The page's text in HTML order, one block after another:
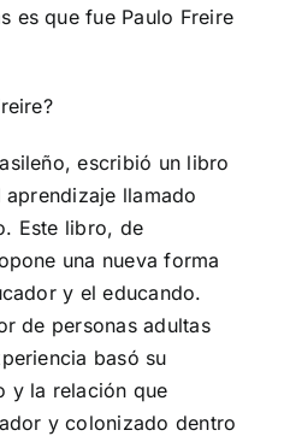
es que fue Paulo Freire
escribió un libro
llamado
Este libro, de
una nueva forma
y el educando.
de personas adultas
basó su
y la relación que
y colonizado dentro